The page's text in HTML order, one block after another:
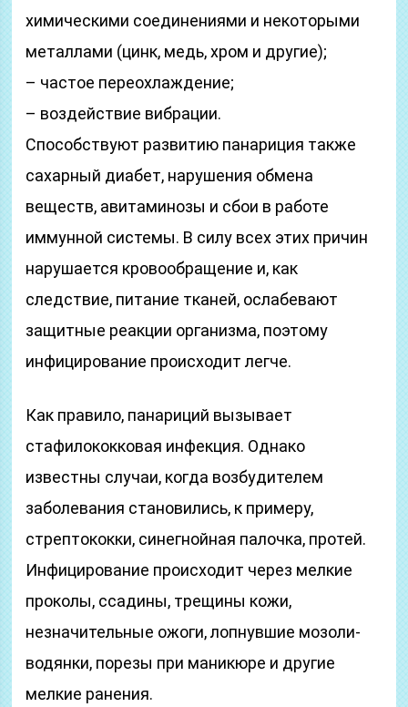
химическими соединениями и некоторыми
металлами (цинк, медь, хром и другие);
– частое переохлаждение;
– воздействие вибрации.
Способствуют развитию панариция также
сахарный диабет, нарушения обмена
веществ, авитаминозы и сбои в работе
иммунной системы. В силу всех этих причин
нарушается кровообращение и, как
следствие, питание тканей, ослабевают
защитные реакции организма, поэтому
инфицирование происходит легче.
Как правило, панариций вызывает
стафилококковая инфекция. Однако
известны случаи, когда возбудителем
заболевания становились, к примеру,
стрептококки, синегнойная палочка, протей.
Инфицирование происходит через мелкие
проколы, ссадины, трещины кожи,
незначительные ожоги, лопнувшие мозоли-
водянки, порезы при маникюре и другие
мелкие ранения.